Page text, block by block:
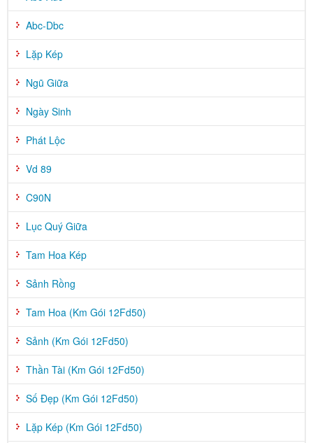
Abc-Dbc
Lặp Kép
Ngũ Giữa
Ngày Sinh
Phát Lộc
Vd 89
C90N
Lục Quý Giữa
Tam Hoa Kép
Sảnh Rồng
Tam Hoa (Km Gói 12Fd50)
Sảnh (Km Gói 12Fd50)
Thần Tài (Km Gói 12Fd50)
Số Đẹp (Km Gói 12Fd50)
Lặp Kép (Km Gói 12Fd50)